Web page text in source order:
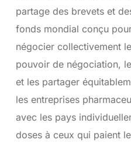
partage des brevets et
fonds mondial conçu
négocier collectivement
pouvoir de négociation,
et les partager
les entreprises
avec les pays
doses à ceux qui paient